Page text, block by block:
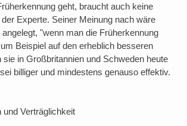
geht, braucht auch keine
Experte. Seiner Meinung nach wäre
"wenn man die Früherkennung
Beispiel auf den erheblich besseren
sie in Großbritannien und Schweden heute
billiger und mindestens genauso effektiv.
und Verträglichkeit